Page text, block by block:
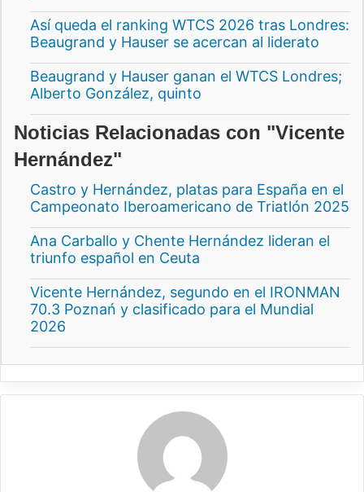
Así queda el ranking WTCS 2026 tras Londres:
Beaugrand y Hauser se acercan al liderato
Beaugrand y Hauser ganan el WTCS Londres;
Alberto González, quinto
Noticias Relacionadas con "Vicente
Hernández"
Castro y Hernández, platas para España en el
Campeonato Iberoamericano de Triatlón 2025
Ana Carballo y Chente Hernández lideran el
triunfo español en Ceuta
Vicente Hernández, segundo en el IRONMAN
70.3 Poznań y clasificado para el Mundial
2026